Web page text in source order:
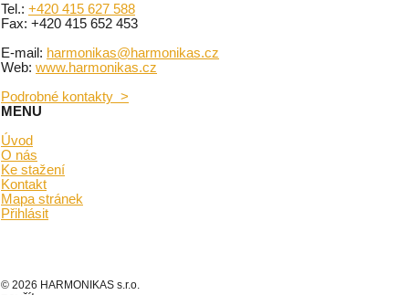
Tel.: +420 415 627 588
Fax: +420 415 652 453
E-mail: harmonikas@harmonikas.cz
Web: www.harmonikas.cz
Podrobné kontakty >
MENU
Úvod
O nás
Ke stažení
Kontakt
Mapa stránek
Přihlásit
© 2026 HARMONIKAS s.r.o.